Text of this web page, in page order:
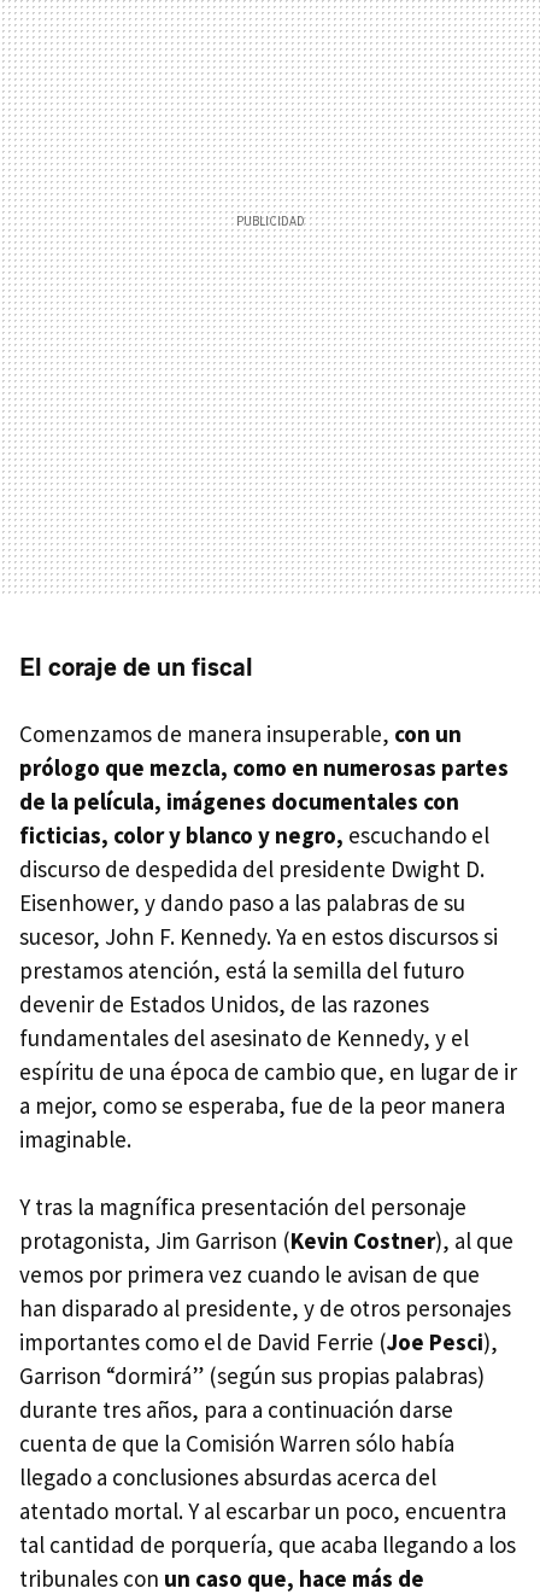
El coraje de un fiscal
Comenzamos de manera insuperable, con un
prólogo que mezcla, como en numerosas partes
de la película, imágenes documentales con
ficticias, color y blanco y negro, escuchando el
discurso de despedida del presidente Dwight D.
Eisenhower, y dando paso a las palabras de su
sucesor, John F. Kennedy. Ya en estos discursos si
prestamos atención, está la semilla del futuro
devenir de Estados Unidos, de las razones
fundamentales del asesinato de Kennedy, y el
espíritu de una época de cambio que, en lugar de ir
a mejor, como se esperaba, fue de la peor manera
imaginable.
Y tras la magnífica presentación del personaje
protagonista, Jim Garrison (Kevin Costner), al que
vemos por primera vez cuando le avisan de que
han disparado al presidente, y de otros personajes
importantes como el de David Ferrie (Joe Pesci),
Garrison “dormirá” (según sus propias palabras)
durante tres años, para a continuación darse
cuenta de que la Comisión Warren sólo había
llegado a conclusiones absurdas acerca del
atentado mortal. Y al escarbar un poco, encuentra
tal cantidad de porquería, que acaba llegando a los
tribunales con un caso que, hace más de